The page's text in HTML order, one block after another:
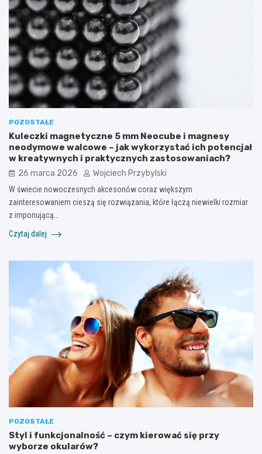
POZOSTAŁE
Kuleczki magnetyczne 5 mm Neocube i magnesy
neodymowe walcowe – jak wykorzystać ich potencjał
w kreatywnych i praktycznych zastosowaniach?
26 marca 2026 Wojciech Przybylski
W świecie nowoczesnych akcesoriów coraz większym
zainteresowaniem cieszą się rozwiązania, które łączą niewielki rozmiar
z imponującą…
Czytaj dalej
POZOSTAŁE
Styl i funkcjonalność – czym kierować się przy
wyborze okularów?